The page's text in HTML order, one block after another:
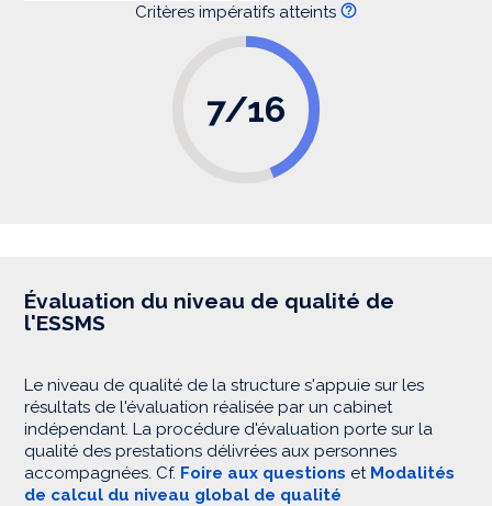
Critères impératifs atteints
7/16
Évaluation du niveau de qualité de
l'ESSMS
Le niveau de qualité de la structure s'appuie sur les
résultats de l'évaluation réalisée par un cabinet
indépendant. La procédure d'évaluation porte sur la
qualité des prestations délivrées aux personnes
accompagnées. Cf. Foire aux questions et Modalités
de calcul du niveau global de qualité